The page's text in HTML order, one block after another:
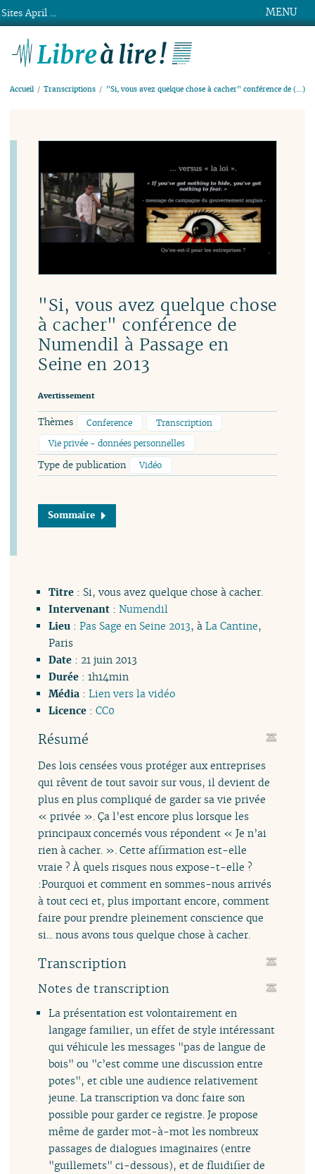
MENU
Accueil Transcriptions "Si, vous avez quelque chose à cacher" conférence de (…)
"Si, vous avez quelque chose
à cacher" conférence de
Numendil à Passage en
Seine en 2013
Avertissement
Thèmes Conference
Transcription
Vie privée - données personnelles
Type de publication Vidéo
Sommaire
Titre: Si, vous avez quelque chose à cacher.
Intervenant: Numendil
Lieu: Pas Sage en Seine 2013, à La Cantine,
Paris
Date: 21 juin 2013
Durée: 1h14min
Média: Lien vers la vidéo
Licence: CC0
Résumé
Des lois censées vous protéger aux entreprises
qui rêvent de tout savoir sur vous, il devient de
plus en plus compliqué de garder sa vie privée
« privée ». Ça l’est encore plus lorsque les
principaux concernés vous répondent « Je n’ai
rien à cacher. ». Cette affirmation est-elle
vraie ? À quels risques nous expose-t-elle ?
:Pourquoi et comment en sommes-nous arrivés
à tout ceci et, plus important encore, comment
faire pour prendre pleinement conscience que
si... nous avons tous quelque chose à cacher.
Transcription
Notes de transcription
La présentation est volontairement en
langage familier, un effet de style intéressant
qui véhicule les messages "pas de langue de
bois" ou "c’est comme une discussion entre
potes", et cible une audience relativement
jeune. La transcription va donc faire son
possible pour garder ce registre. Je propose
même de garder mot-à-mot les nombreux
passages de dialogues imaginaires (entre
"guillemets" ci-dessous), et de fluidifier de
Sites April ...